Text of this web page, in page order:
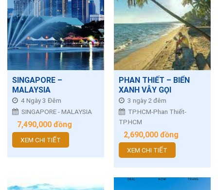
SINGAPORE –
MALAYSIA
4 Ngày 3 Đêm
SINGAPORE - MALAYSIA
7,490,000đồng
XEM CHI TIẾT
PHAN THIẾT – BIỂN
XANH VẪY GỌI
3 ngày 2 đêm
TP.HCM-Phan Thiết-
TP.HCM
2,690,000đồng
XEM CHI TIẾT